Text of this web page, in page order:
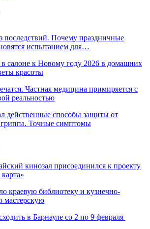
последствий. Почему праздничные
испытанием для…
салоне к Новому году 2026 в домашних
красоты
Частная медицина примиряется с
реальностью
действенные способы защиты от
гриппа. Точные симптомы
кинозал присоединился к проекту
краевую библиотеку и кузнечно-
мастерскую
в Барнауле со 2 по 9 февраля